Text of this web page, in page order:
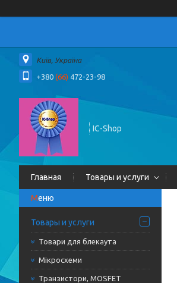
Київ, Україна
+380 (66) 472-23-98
IC-Shop
Главная Товары и услуги
Товары и услуги
Товари для блекаута
Мікросхеми
Транзистори, MOSFET